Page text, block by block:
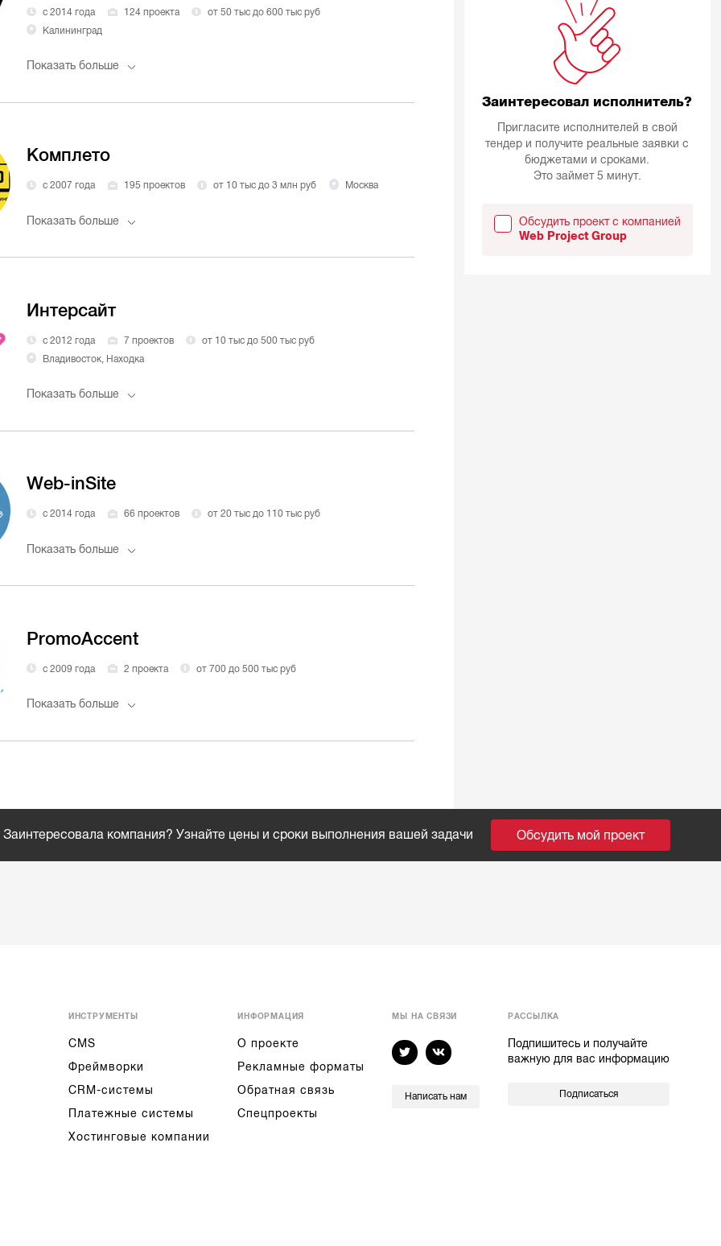
с 2014 года 124 проекта
от 50 тыс до 600 тыс руб
Калининград
Показать больше
Комплето
с 2007 года 195 проектов от 10 тыс до 3 млн руб Москва
Показать больше
Интерсайт
с 2012 года 7 проектов
от 10 тыс до 500 тыс руб
Владивосток, Находка
Показать больше
Web-inSite
с 2014 года 66 проектов от 20 тыс до 110 тыс руб
Показать больше
PromoАccent
с 2009 года 2 проекта от 700 до 500 тыс руб
Показать больше
Заинтересовал исполнитель?
Пригласите исполнителей в свой
тендер и получите реальные заявки с
бюджетами и сроками.
Это займет 5 минут.
Обсудить проект с компанией
Web Project Group
Заинтересовала компания? Узнайте цены и сроки выполнения вашей задачи Обсудить мой проект
ИНСТРУМЕНТЫ
CMS
Фреймворки
CRM-системы
Платежные системы
Хостинговые компании
ИНФОРМАЦИЯ
О проекте
Рекламные форматы
Обратная связь
Спецпроекты
МЫ НА СВЯЗИ
Написать нам
РАССЫЛКА
Подпишитесь и получайте
важную для вас информацию
Подписаться